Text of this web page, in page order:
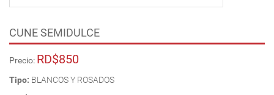
CUNE SEMIDULCE
Precio: RD$850
Tipo: BLANCOS Y ROSADOS